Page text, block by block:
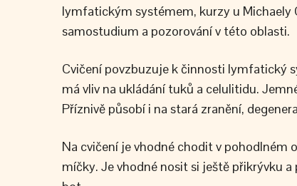
lymfatickým systémem, kurzy u Michaely
samostudium a pozorování v této oblasti.
Cvičení povzbuzuje k činnosti lymfatický
má vliv na ukládání tuků a celulitidu.
Příznivě působí i na stará zranění,
Na cvičení je vhodné chodit v pohodlném
míčky. Je vhodné nosit si ještě přikrývku